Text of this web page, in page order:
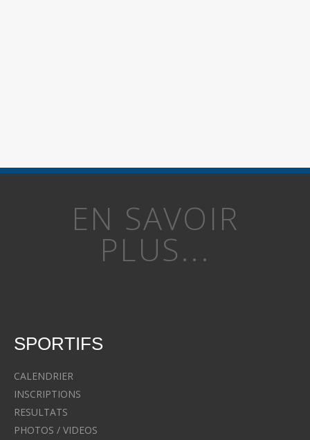
EN SAVOIR
PLUS...
SPORTIFS
CALENDRIER
INSCRIPTIONS
RESULTATS
PHOTOS / VIDEOS